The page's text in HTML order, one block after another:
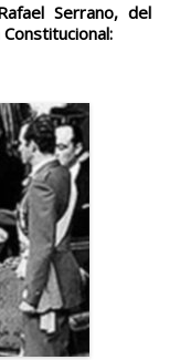
Serrano, del